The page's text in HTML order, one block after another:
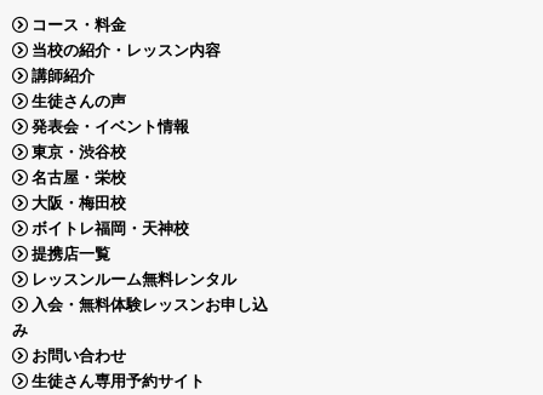
コース・料金
当校の紹介・レッスン内容
講師紹介
生徒さんの声
発表会・イベント情報
東京・渋谷校
名古屋・栄校
大阪・梅田校
ボイトレ福岡・天神校
提携店一覧
レッスンルーム無料レンタル
入会・無料体験レッスンお申し込
み
お問い合わせ
生徒さん専用予約サイト